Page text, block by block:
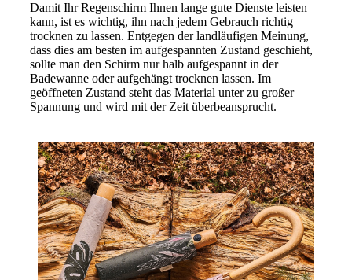
Damit Ihr Regenschirm Ihnen lange gute Dienste leisten
kann, ist es wichtig, ihn nach jedem Gebrauch richtig
trocknen zu lassen. Entgegen der landläufigen Meinung,
dass dies am besten im aufgespannten Zustand geschieht,
sollte man den Schirm nur halb aufgespannt in der
Badewanne oder aufgehängt trocknen lassen. Im
geöffneten Zustand steht das Material unter zu großer
Spannung und wird mit der Zeit überbeansprucht.